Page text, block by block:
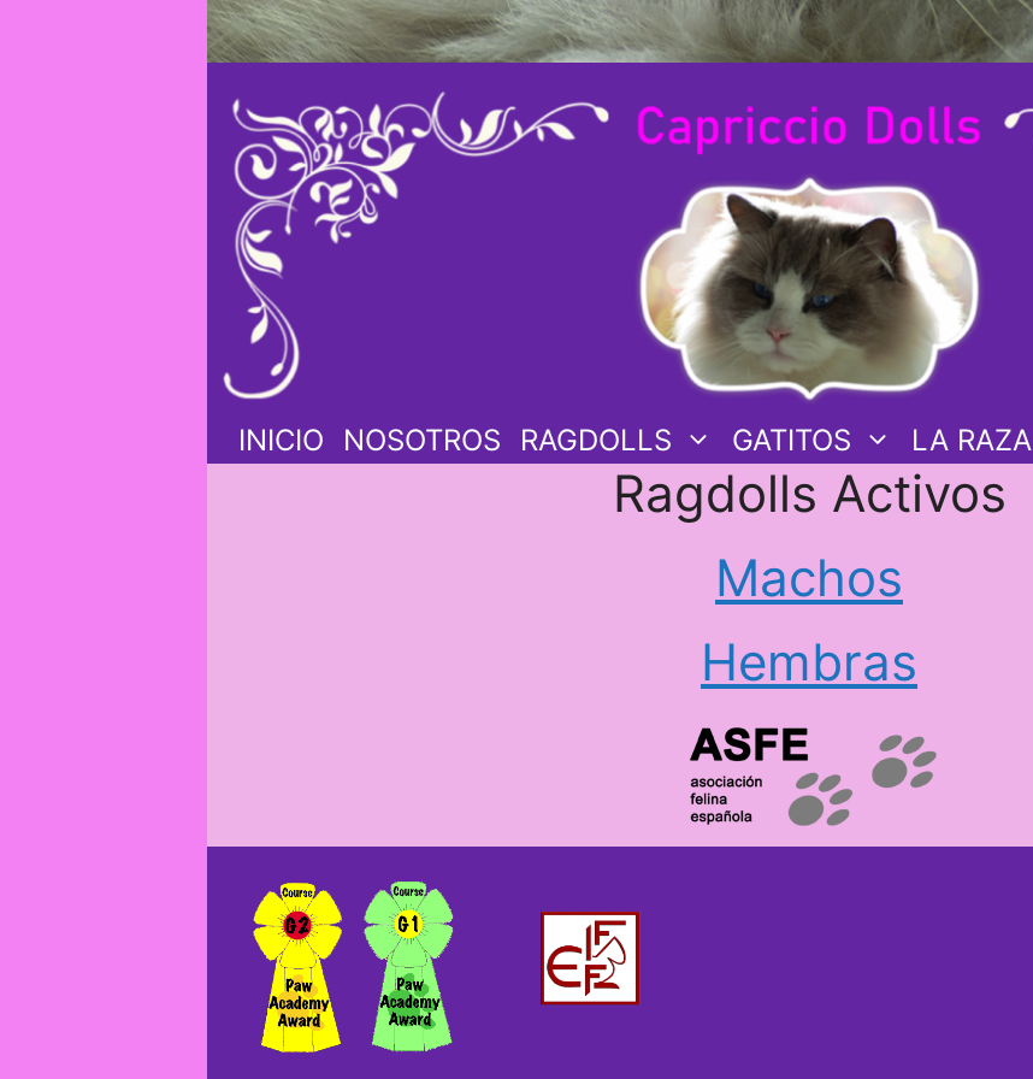
INICIO NOSOTROS RAGDOLLS GATITOS LA RAZA
Ragdolls Activos
Machos
Hembras